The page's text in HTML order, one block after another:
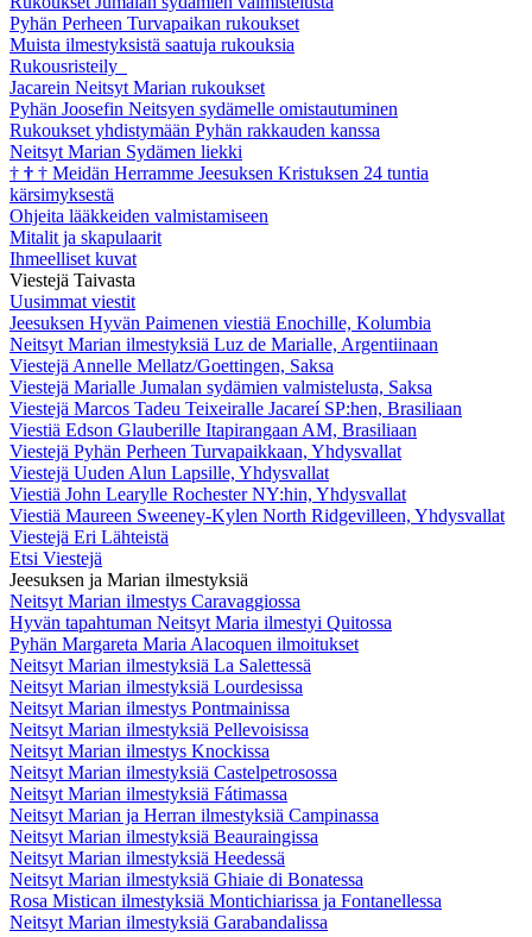
Pyhän Perheen Turvapaikan rukoukset
Muista ilmestyksistä saatuja rukouksia
Rukousristeily
Jacarein Neitsyt Marian rukoukset
Pyhän Joosefin Neitsyen sydämelle omistautuminen
Rukoukset yhdistymään Pyhän rakkauden kanssa
Neitsyt Marian Sydämen liekki
† † † Meidän Herramme Jeesuksen Kristuksen 24 tuntia
kärsimyksestä
Ohjeita lääkkeiden valmistamiseen
Mitalit ja skapulaarit
Ihmeelliset kuvat
Viestejä Taivasta
Uusimmat viestit
Jeesuksen Hyvän Paimenen viestiä Enochille, Kolumbia
Neitsyt Marian ilmestyksiä Luz de Marialle, Argentiinaan
Viestejä Annelle Mellatz/Goettingen, Saksa
Viestejä Marialle Jumalan sydämien valmistelusta, Saksa
Viestejä Marcos Tadeu Teixeiralle Jacareí SP:hen, Brasiliaan
Viestiä Edson Glauberille Itapirangaan AM, Brasiliaan
Viestejä Pyhän Perheen Turvapaikkaan, Yhdysvallat
Viestejä Uuden Alun Lapsille, Yhdysvallat
Viestiä John Learylle Rochester NY:hin, Yhdysvallat
Viestiä Maureen Sweeney-Kylen North Ridgevilleen, Yhdysvallat
Viestejä Eri Lähteistä
Etsi Viestejä
Jeesuksen ja Marian ilmestyksiä
Neitsyt Marian ilmestys Caravaggiossa
Hyvän tapahtuman Neitsyt Maria ilmestyi Quitossa
Pyhän Margareta Maria Alacoquen ilmoitukset
Neitsyt Marian ilmestyksiä La Salettessä
Neitsyt Marian ilmestyksiä Lourdesissa
Neitsyt Marian ilmestys Pontmainissa
Neitsyt Marian ilmestyksiä Pellevoisissa
Neitsyt Marian ilmestys Knockissa
Neitsyt Marian ilmestyksiä Castelpetrosossa
Neitsyt Marian ilmestyksiä Fátimassa
Neitsyt Marian ja Herran ilmestyksiä Campinassa
Neitsyt Marian ilmestyksiä Beauraingissa
Neitsyt Marian ilmestyksiä Heedessä
Neitsyt Marian ilmestyksiä Ghiaie di Bonatessa
Rosa Mistican ilmestyksiä Montichiarissa ja Fontanellessa
Neitsyt Marian ilmestyksiä Garabandalissa